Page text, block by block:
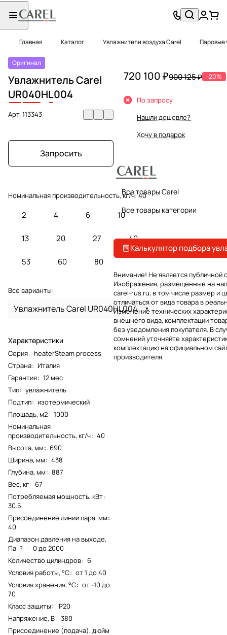
Главная Каталог Увлажнители воздуха Carel Паровые
Оригинал
Увлажнитель Carel
UR040HL004
Арт.113343
Запросить
Номинальная производительность, кг/ч:40
2 4 6 10
13 20 27 40
53 60 80
Все варианты:
Увлажнитель Carel UR040HL004
Характеристики
Серия: heaterSteam process
Страна: Италия
Гарантия: 12 мес
Тип: увлажнитель
Подтип: изотермический
Площадь, м2: 1000
Номинальная
производительность, кг/ч: 40
Высота, мм: 690
Ширина, мм: 438
Глубина, мм: 887
Вес, кг: 67
Потребляемая мощность, кВт:
30.5
Присоединение линии пара, мм:
40
Диапазон давления на выходе,
Па ? : 0 до 2000
Количество цилиндров: 6
Условия работы, °С: от 1 до 40
Условия хранения, °С: от -10 до
70
Класс защиты: IP20
Напряжение, В: 380
Присоединение (подача), дюйм
720 100 ₽900 125 ₽ -20%
По запросу
Нашли дешевле?
Хочу в подарок
Все товары Carel
Все товары категории
Калькулятор подбора
Внимание! Не является публичной
Изображения, размещенные на
carel-rus.ru, в том числе размер и
отличаться от вида товара в
Изменение технических
внешнего вида, комплектации
без уведомления покупателя. В
сомнений уточняйте
комплектацию на официальном
производителя.